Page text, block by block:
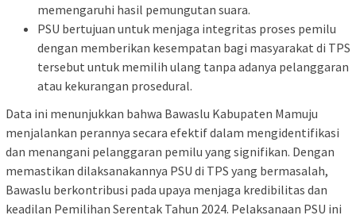
memengaruhi hasil pemungutan suara.
PSU bertujuan untuk menjaga integritas proses pemilu
dengan memberikan kesempatan bagi masyarakat di TPS
tersebut untuk memilih ulang tanpa adanya pelanggaran
atau kekurangan prosedural.
Data ini menunjukkan bahwa Bawaslu Kabupaten Mamuju
menjalankan perannya secara efektif dalam mengidentifikasi
dan menangani pelanggaran pemilu yang signifikan. Dengan
memastikan dilaksanakannya PSU di TPS yang bermasalah,
Bawaslu berkontribusi pada upaya menjaga kredibilitas dan
keadilan Pemilihan Serentak Tahun 2024. Pelaksanaan PSU ini